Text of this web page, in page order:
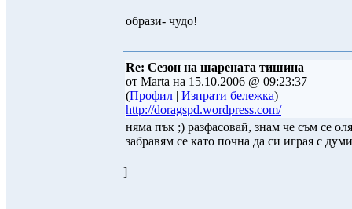
образи- чудо!
Re: Сезон на шарената тишина
от Marta на 15.10.2006 @ 09:23:37
(Профил | Изпрати бележка)
http://doragspd.wordpress.com/
няма пък ;) разфасовай, знам че съм се
забравям се като почна да си играя с
]